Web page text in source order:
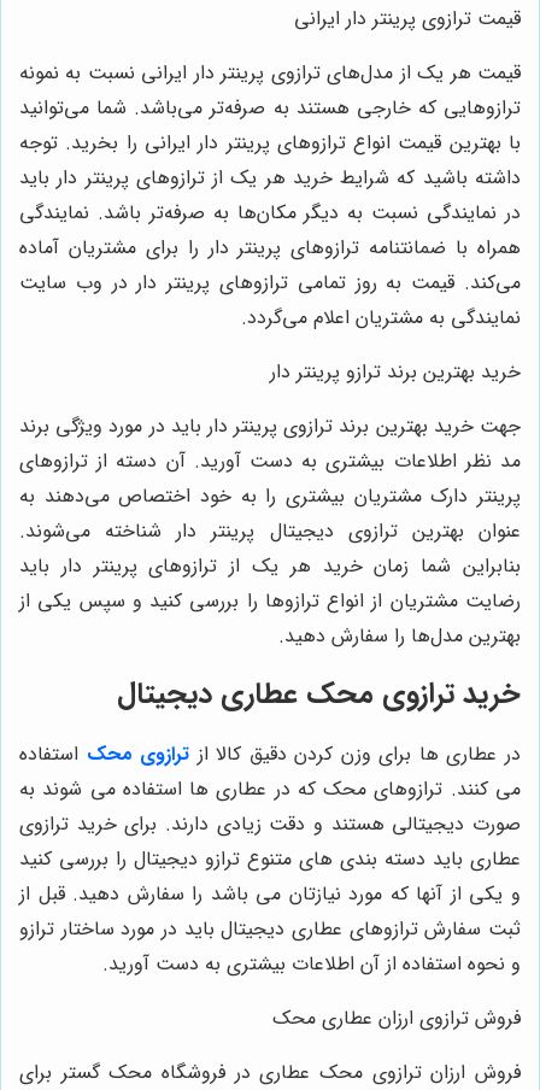
قیمت ترازوی پرینتر دار ایرانی
قیمت هر یک از مدل‌های ترازوی پرینتر دار ایرانی نسبت به نمونه
ترازوهایی که خارجی هستند به صرفه‌تر می‌باشد. شما می‌توانید
با بهترین قیمت انواع ترازوهای پرینتر دار ایرانی را بخرید. توجه
داشته باشید که شرایط خرید هر یک از ترازوهای پرینتر دار باید
در نمایندگی نسبت به دیگر مکان‌ها به صرفه‌تر باشد. نمایندگی
همراه با ضمانتنامه ترازوهای پرینتر دار را برای مشتریان آماده
می‌کند. قیمت به روز تمامی ترازوهای پرینتر دار در وب سایت
نمایندگی به مشتریان اعلام می‌گردد.
خرید بهترین برند ترازو پرینتر دار
جهت خرید بهترین برند ترازوی پرینتر دار باید در مورد ویژگی برند
مد نظر اطلاعات بیشتری به دست آورید. آن دسته از ترازوهای
پرینتر دارک مشتریان بیشتری را به خود اختصاص می‌دهند به
عنوان بهترین ترازوی دیجیتال پرینتر دار شناخته می‌شوند.
بنابراین شما زمان خرید هر یک از ترازوهای پرینتر دار باید
رضایت مشتریان از انواع ترازوها را بررسی کنید و سپس یکی از
بهترین مدل‌ها را سفارش دهید.
خرید ترازوی محک عطاری دیجیتال
در عطاری ها برای وزن کردن دقیق کالا از ترازوی محک استفاده
می کنند. ترازوهای محک که در عطاری ها استفاده می شوند به
صورت دیجیتالی هستند و دقت زیادی دارند. برای خرید ترازوی
عطاری باید دسته بندی های متنوع ترازو دیجیتال را بررسی کنید
و یکی از آنها که مورد نیازتان می باشد را سفارش دهید. قبل از
ثبت سفارش ترازوهای عطاری دیجیتال باید در مورد ساختار ترازو
و نحوه استفاده از آن اطلاعات بیشتری به دست آورید.
فروش ترازوی ارزان عطاری محک
فروش ارزان ترازوی محک عطاری در فروشگاه محک گستر برای